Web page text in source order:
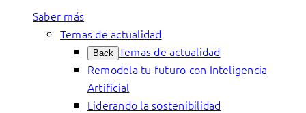
Saber más
Temas de actualidad
Back Temas de actualidad
Remodela tu futuro con Inteligencia
Artificial
Liderando la sostenibilidad